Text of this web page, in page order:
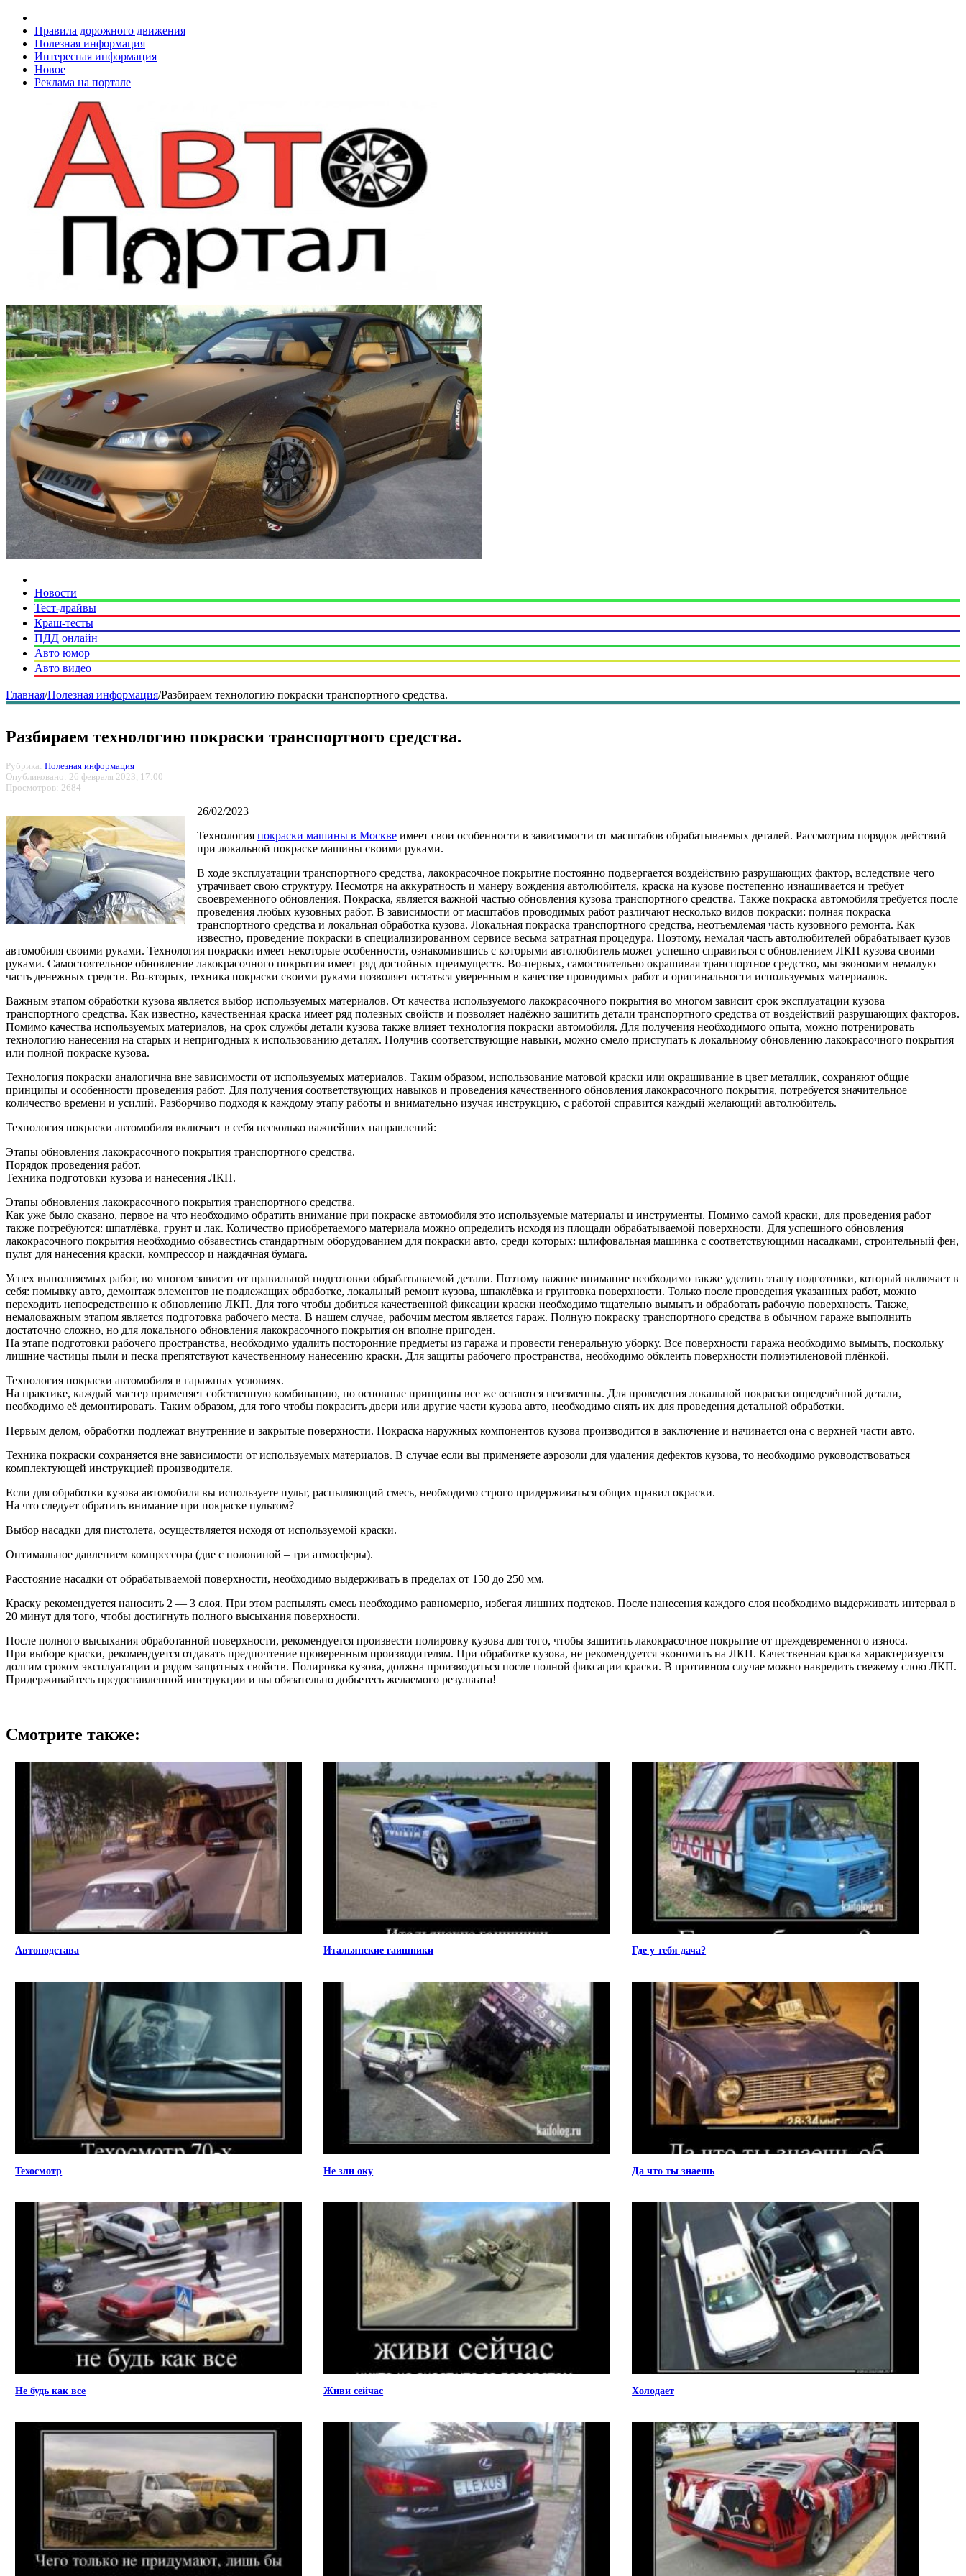
Правила дорожного движения
Полезная информация
Интересная информация
Новое
Реклама на портале
Новости
Тест-драйвы
Краш-тесты
ПДД онлайн
Авто юмор
Авто видео
Главная/Полезная информация/Разбираем технологию покраски транспортного средства.
Разбираем технологию покраски транспортного средства.
Рубрика: Полезная информация
Опубликовано: 26 февраля 2023, 17:00
Просмотров: 2684
26/02/2023
Технология покраски машины в Москве имеет свои особенности в зависимости от масштабов обрабатываемых деталей. Рассмотрим порядок действий
при локальной покраске машины своими руками.
В ходе эксплуатации транспортного средства, лакокрасочное покрытие постоянно подвергается воздействию разрушающих фактор, вследствие чего
утрачивает свою структуру. Несмотря на аккуратность и манеру вождения автолюбителя, краска на кузове постепенно изнашивается и требует
своевременного обновления. Покраска, является важной частью обновления кузова транспортного средства. Также покраска автомобиля требуется после
проведения любых кузовных работ. В зависимости от масштабов проводимых работ различают несколько видов покраски: полная покраска
транспортного средства и локальная обработка кузова. Локальная покраска транспортного средства, неотъемлемая часть кузовного ремонта. Как
известно, проведение покраски в специализированном сервисе весьма затратная процедура. Поэтому, немалая часть автолюбителей обрабатывает кузов
автомобиля своими руками. Технология покраски имеет некоторые особенности, ознакомившись с которыми автолюбитель может успешно справиться с обновлением ЛКП кузова своими
руками. Самостоятельное обновление лакокрасочного покрытия имеет ряд достойных преимуществ. Во-первых, самостоятельно окрашивая транспортное средство, мы экономим немалую
часть денежных средств. Во-вторых, техника покраски своими руками позволяет остаться уверенным в качестве проводимых работ и оригинальности используемых материалов.
Важным этапом обработки кузова является выбор используемых материалов. От качества используемого лакокрасочного покрытия во многом зависит срок эксплуатации кузова
транспортного средства. Как известно, качественная краска имеет ряд полезных свойств и позволяет надёжно защитить детали транспортного средства от воздействий разрушающих факторов.
Помимо качества используемых материалов, на срок службы детали кузова также влияет технология покраски автомобиля. Для получения необходимого опыта, можно потренировать
технологию нанесения на старых и непригодных к использованию деталях. Получив соответствующие навыки, можно смело приступать к локальному обновлению лакокрасочного покрытия
или полной покраске кузова.
Технология покраски аналогична вне зависимости от используемых материалов. Таким образом, использование матовой краски или окрашивание в цвет металлик, сохраняют общие
принципы и особенности проведения работ. Для получения соответствующих навыков и проведения качественного обновления лакокрасочного покрытия, потребуется значительное
количество времени и усилий. Разборчиво подходя к каждому этапу работы и внимательно изучая инструкцию, с работой справится каждый желающий автолюбитель.
Технология покраски автомобиля включает в себя несколько важнейших направлений:
Этапы обновления лакокрасочного покрытия транспортного средства.
Порядок проведения работ.
Техника подготовки кузова и нанесения ЛКП.
Этапы обновления лакокрасочного покрытия транспортного средства.
Как уже было сказано, первое на что необходимо обратить внимание при покраске автомобиля это используемые материалы и инструменты. Помимо самой краски, для проведения работ
также потребуются: шпатлёвка, грунт и лак. Количество приобретаемого материала можно определить исходя из площади обрабатываемой поверхности. Для успешного обновления
лакокрасочного покрытия необходимо обзавестись стандартным оборудованием для покраски авто, среди которых: шлифовальная машинка с соответствующими насадками, строительный фен,
пульт для нанесения краски, компрессор и наждачная бумага.
Успех выполняемых работ, во многом зависит от правильной подготовки обрабатываемой детали. Поэтому важное внимание необходимо также уделить этапу подготовки, который включает в
себя: помывку авто, демонтаж элементов не подлежащих обработке, локальный ремонт кузова, шпаклёвка и грунтовка поверхности. Только после проведения указанных работ, можно
переходить непосредственно к обновлению ЛКП. Для того чтобы добиться качественной фиксации краски необходимо тщательно вымыть и обработать рабочую поверхность. Также,
немаловажным этапом является подготовка рабочего места. В нашем случае, рабочим местом является гараж. Полную покраску транспортного средства в обычном гараже выполнить
достаточно сложно, но для локального обновления лакокрасочного покрытия он вполне пригоден.
На этапе подготовки рабочего пространства, необходимо удалить посторонние предметы из гаража и провести генеральную уборку. Все поверхности гаража необходимо вымыть, поскольку
лишние частицы пыли и песка препятствуют качественному нанесению краски. Для защиты рабочего пространства, необходимо обклеить поверхности полиэтиленовой плёнкой.
Технология покраски автомобиля в гаражных условиях.
На практике, каждый мастер применяет собственную комбинацию, но основные принципы все же остаются неизменны. Для проведения локальной покраски определённой детали,
необходимо её демонтировать. Таким образом, для того чтобы покрасить двери или другие части кузова авто, необходимо снять их для проведения детальной обработки.
Первым делом, обработки подлежат внутренние и закрытые поверхности. Покраска наружных компонентов кузова производится в заключение и начинается она с верхней части авто.
Техника покраски сохраняется вне зависимости от используемых материалов. В случае если вы применяете аэрозоли для удаления дефектов кузова, то необходимо руководствоваться
комплектующей инструкцией производителя.
Если для обработки кузова автомобиля вы используете пульт, распыляющий смесь, необходимо строго придерживаться общих правил окраски.
На что следует обратить внимание при покраске пультом?
Выбор насадки для пистолета, осуществляется исходя от используемой краски.
Оптимальное давлением компрессора (две с половиной – три атмосферы).
Расстояние насадки от обрабатываемой поверхности, необходимо выдерживать в пределах от 150 до 250 мм.
Краску рекомендуется наносить 2 — 3 слоя. При этом распылять смесь необходимо равномерно, избегая лишних подтеков. После нанесения каждого слоя необходимо выдерживать интервал в
20 минут для того, чтобы достигнуть полного высыхания поверхности.
После полного высыхания обработанной поверхности, рекомендуется произвести полировку кузова для того, чтобы защитить лакокрасочное покрытие от преждевременного износа.
При выборе краски, рекомендуется отдавать предпочтение проверенным производителям. При обработке кузова, не рекомендуется экономить на ЛКП. Качественная краска характеризуется
долгим сроком эксплуатации и рядом защитных свойств. Полировка кузова, должна производиться после полной фиксации краски. В противном случае можно навредить свежему слою ЛКП.
Придерживайтесь предоставленной инструкции и вы обязательно добьетесь желаемого результата!
Смотрите также:
Автоподстава Итальянские гаишники Где у тебя дача?
Техосмотр Не зли оку Да что ты знаешь
Не будь как все Живи сейчас Холодает